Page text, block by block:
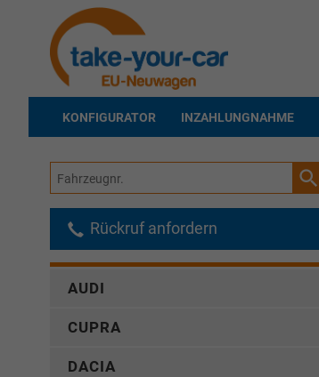
KONFIGURATOR INZAHLUNGNAHME
Fahrzeugnr.
Rückruf anfordern
AUDI
CUPRA
DACIA